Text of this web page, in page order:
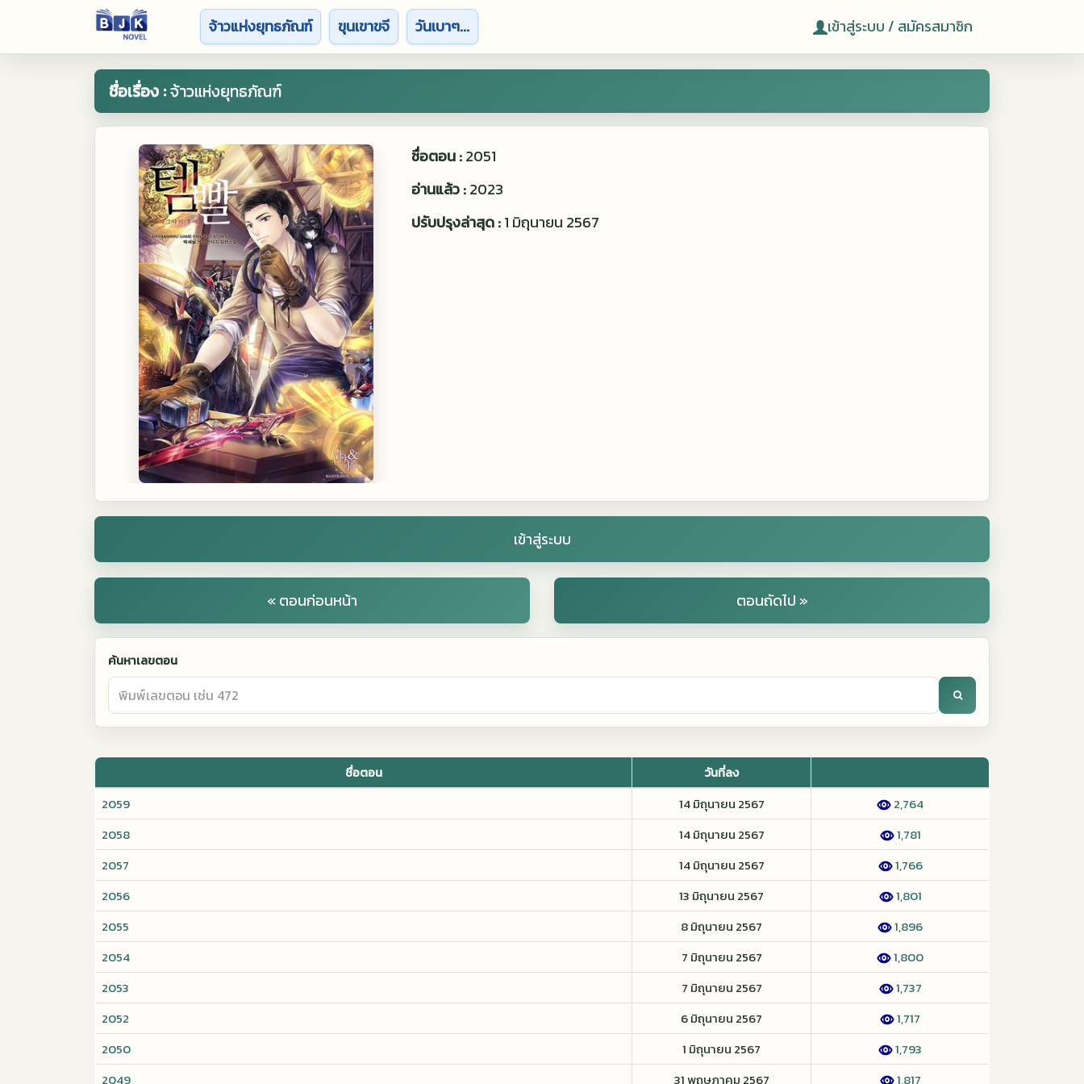
จ้าวแห่งยุทธภัณฑ์ ขุนเขาขจี วันเบาๆ... เข้าสู่ระบบ / สมัครสมาชิก
ชื่อเรื่อง :จ้าวแห่งยุทธภัณฑ์
ชื่อตอน :2051
อ่านแล้ว :2023
ปรับปรุงล่าสุด :1 มิถุนายน 2567
เข้าสู่ระบบ
« ตอนก่อนหน้า ตอนถัดไป »
ค้นหาเลขตอน
ชื่อตอน
วันที่ลง
2059
14 มิถุนายน 2567
2,764
2058
14 มิถุนายน 2567
1,781
2057
14 มิถุนายน 2567
1,766
2056
13 มิถุนายน 2567
1,801
2055
8 มิถุนายน 2567
1,896
2054
7 มิถุนายน 2567
1,800
2053
7 มิถุนายน 2567
1,737
2052
6 มิถุนายน 2567
1,717
2050
1 มิถุนายน 2567
1,793
2049
31 พฤษภาคม 2567 1,817